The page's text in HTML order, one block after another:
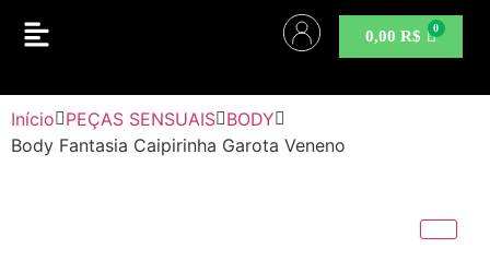
0,00R$
Início PEÇAS SENSUAIS BODY
Body Fantasia Caipirinha Garota Veneno